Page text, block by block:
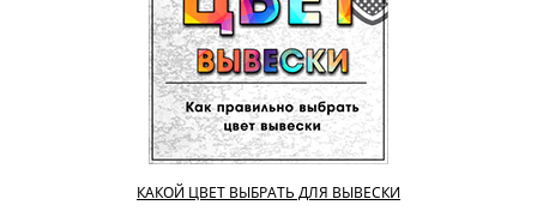
КАКОЙ ЦВЕТ ВЫБРАТЬ ДЛЯ ВЫВЕСКИ